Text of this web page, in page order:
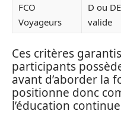
FCO
Voyageurs
D ou DE
valide
Ces critères
participants
avant d’aborder la
positionne donc
l’éducation